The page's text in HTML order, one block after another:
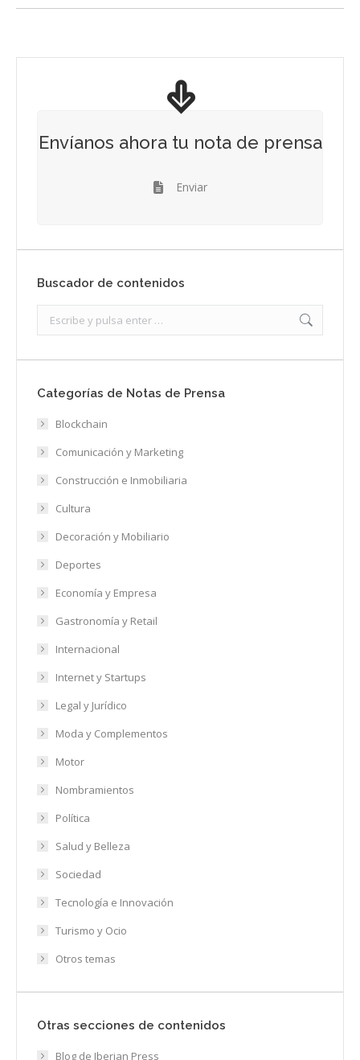
Envíanos ahora tu nota de prensa
Enviar
Buscador de contenidos
Categorías de Notas de Prensa
Blockchain
Comunicación y Marketing
Construcción e Inmobiliaria
Cultura
Decoración y Mobiliario
Deportes
Economía y Empresa
Gastronomía y Retail
Internacional
Internet y Startups
Legal y Jurídico
Moda y Complementos
Motor
Nombramientos
Política
Salud y Belleza
Sociedad
Tecnología e Innovación
Turismo y Ocio
Otros temas
Otras secciones de contenidos
Blog de Iberian Press